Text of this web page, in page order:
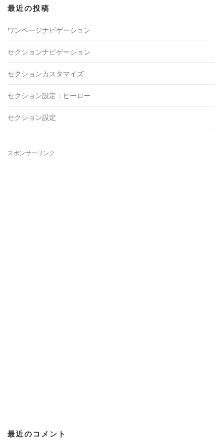
最近の投稿
ワンページナビゲーション
セクションナビゲーション
セクションカスタマイズ
セクション設定：ヒーロー
セクション設定
スポンサーリンク
最近のコメント